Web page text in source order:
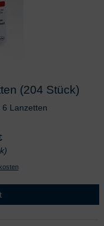
(204 Stück)
Lanzetten